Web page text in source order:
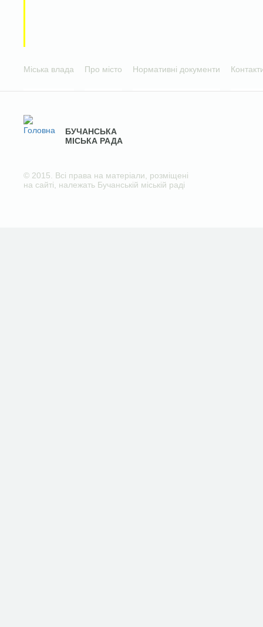
Міська влада Про місто Нормативні документи
БУЧАНСЬКА
МІСЬКА РАДА
© 2015. Всі права на матеріали, розміщені
на сайті, належать Бучанській міській раді